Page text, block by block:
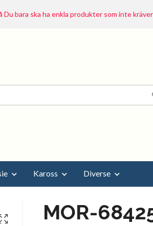
Du bara ska ha enkla produkter som inte
Kaross Diverse
MOR-